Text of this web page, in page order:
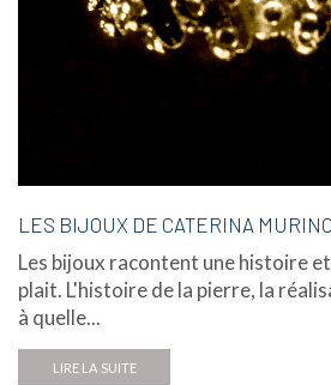
LES BIJOUX DE CATERINA MURINO
Les bijoux racontent une histoire
plait. L'histoire de la pierre, la
à quelle...
LIRE LA SUITE